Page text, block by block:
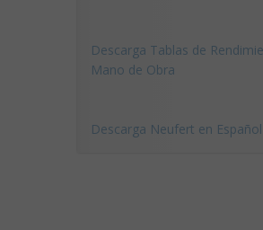
Descarga Tablas de
Mano de Obra
Descarga Neufert en Español